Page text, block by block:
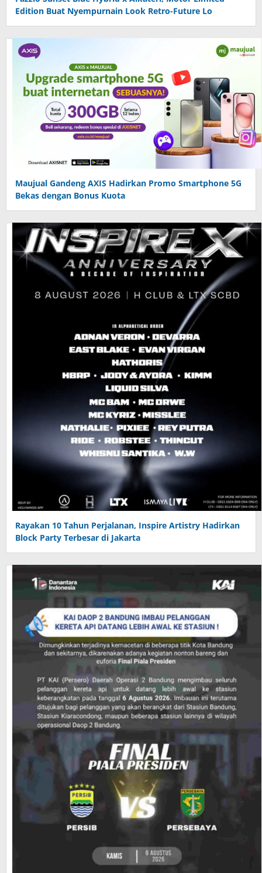
Edition Buat Nyempurnain Look Retro-Future Lo
Maujual Gandeng AXIS Hadirkan Promo Smartphone 5G
Bekas dengan Bonus Kuota
Rayakan 10 Tahun Perjalanan, Inspire Artistry Hadirkan
Block Party Terbesar di Jakarta